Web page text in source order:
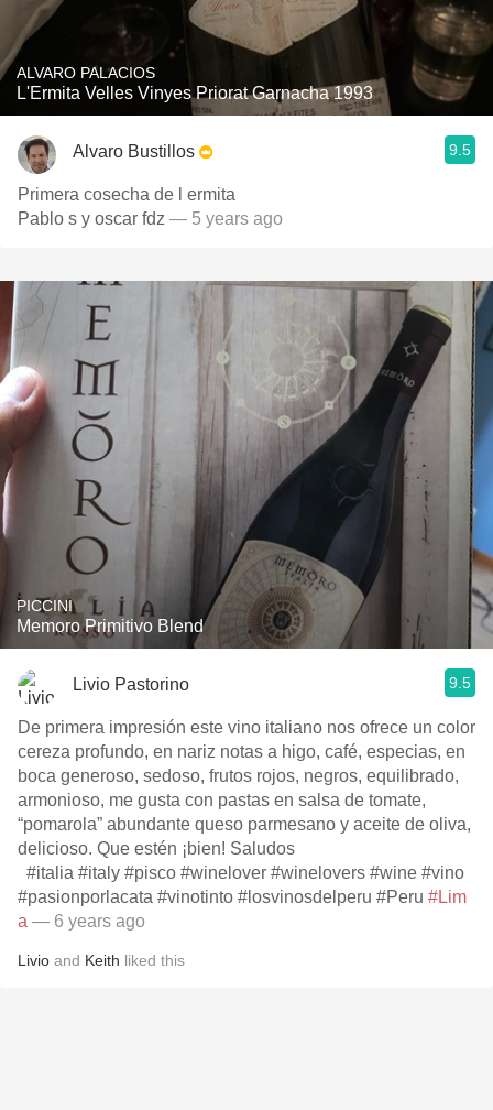
ALVARO PALACIOS
L'Ermita Velles Vinyes Priorat Garnacha 1993
Alvaro Bustillos 9.5
Primera cosecha de l ermita
Pablo s y oscar fdz — 5 years ago
PICCINI
Memoro Primitivo Blend
Livio Pastorino 9.5
De primera impresión este vino italiano nos ofrece un color
cereza profundo, en nariz notas a higo, café, especias, en
boca generoso, sedoso, frutos rojos, negros, equilibrado,
armonioso, me gusta con pastas en salsa de tomate,
“pomarola” abundante queso parmesano y aceite de oliva,
delicioso. Que estén ¡bien! Saludos
#italia #italy #pisco #winelover #winelovers #wine #vino
#pasionporlacata #vinotinto #losvinosdelperu #Peru #Lim
a — 6 years ago
Livio and Keith liked this